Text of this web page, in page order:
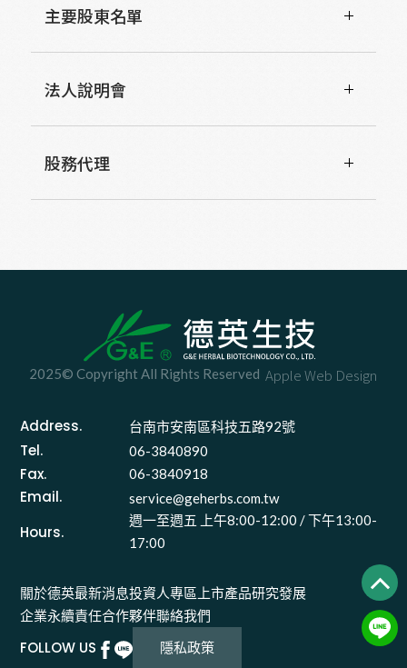
主要股東名單
法人說明會
股務代理
2025© Copyright All Rights Reserved Apple Web Design
Address. 台南市安南區科技五路92號
Tel. 06-3840890
Fax. 06-3840918
Email. service@geherbs.com.tw
Hours.
週一至週五 上午8:00-12:00 / 下午13:00-
17:00
關於德英最新消息投資人專區 上市產品研究發展
企業永續責任合作夥伴聯絡我們
FOLLOW US 隱私政策